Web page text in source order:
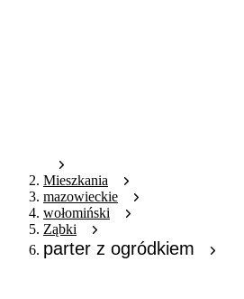
Mieszkania
mazowieckie
wołomiński
Ząbki
parter z ogródkiem